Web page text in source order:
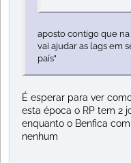
aposto contigo que
vai ajudar as lags em
país"
É esperar para ver
esta época o RP tem 2
enquanto o Benfica
nenhum